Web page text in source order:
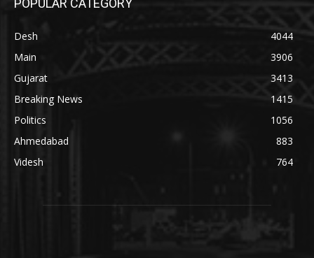
Desh
4044
Main
3906
Gujarat
3413
Breaking News
1415
Politics
1056
Ahmedabad
883
Videsh
764